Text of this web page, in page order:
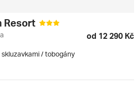
Resort
od 12 290 Kč
skluzavkami / tobogány